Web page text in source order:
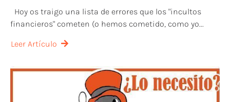
Hoy os traigo una lista de errores que los "incultos
financieros" cometen (o hemos cometido, como yo...
Leer Artículo